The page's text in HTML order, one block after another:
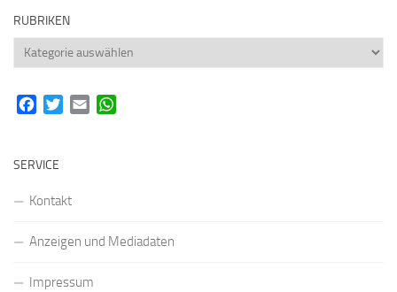
RUBRIKEN
Rubriken
FacebookTwitterEmail
SERVICE
Kontakt
Anzeigen und Mediadaten
Impressum